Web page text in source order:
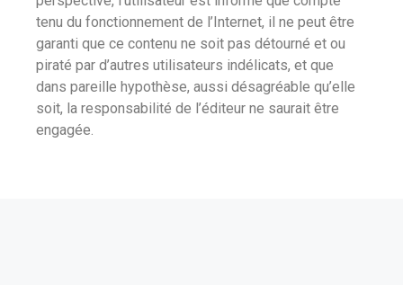
tenu du fonctionnement de l’Internet, il ne peut être
garanti que ce contenu ne soit pas détourné et ou
piraté par d’autres utilisateurs indélicats, et que
dans pareille hypothèse, aussi désagréable qu’elle
soit, la responsabilité de l’éditeur ne saurait être
engagée.